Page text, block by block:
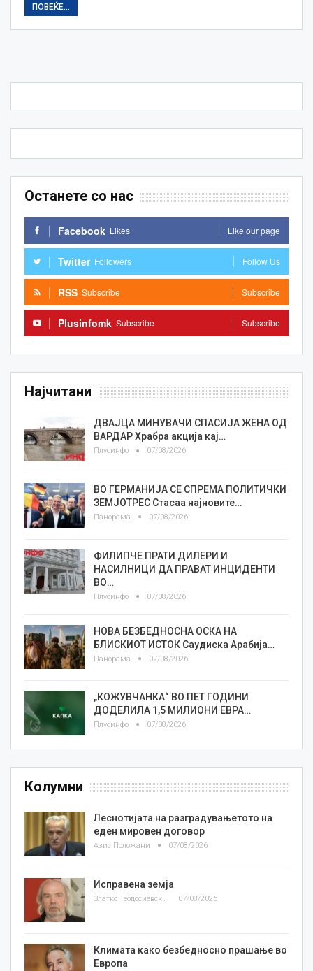
ПОВЕЌЕ...
Останете со нас
Facebook Likes Like our page
Twitter Followers Follow Us
RSS Subscribe Subscribe
Plusinfomk Subscribe Subscribe
Најчитани
ДВАЈЦА МИНУВАЧИ СПАСИЈА ЖЕНА ОД
ВАРДАР Храбра акција кај…
Плусинфо 07/08/2026
ВО ГЕРМАНИЈА СЕ СПРЕМА ПОЛИТИЧКИ
ЗЕМЈОТРЕС Стасаа најновите…
Панорама 07/08/2026
ФИЛИПЧЕ ПРАТИ ДИЛЕРИ И
НАСИЛНИЦИ ДА ПРАВАТ ИНЦИДЕНТИ
ВО…
Плусинфо 07/08/2026
НОВА БЕЗБЕДНОСНА ОСКА НА
БЛИСКИОТ ИСТОК Саудиска Арабија…
Панорама 07/08/2026
„КОЖУВЧАНКА“ ВО ПЕТ ГОДИНИ
ДОДЕЛИЛА 1,5 МИЛИОНИ ЕВРА…
Плусинфо 07/08/2026
Колумни
Леснотијата на разградувањетото на
еден мировен договор
Азис Положани 07/08/2026
Исправена земја
07/08/2026
Климата како безбедносно прашање во
Европа